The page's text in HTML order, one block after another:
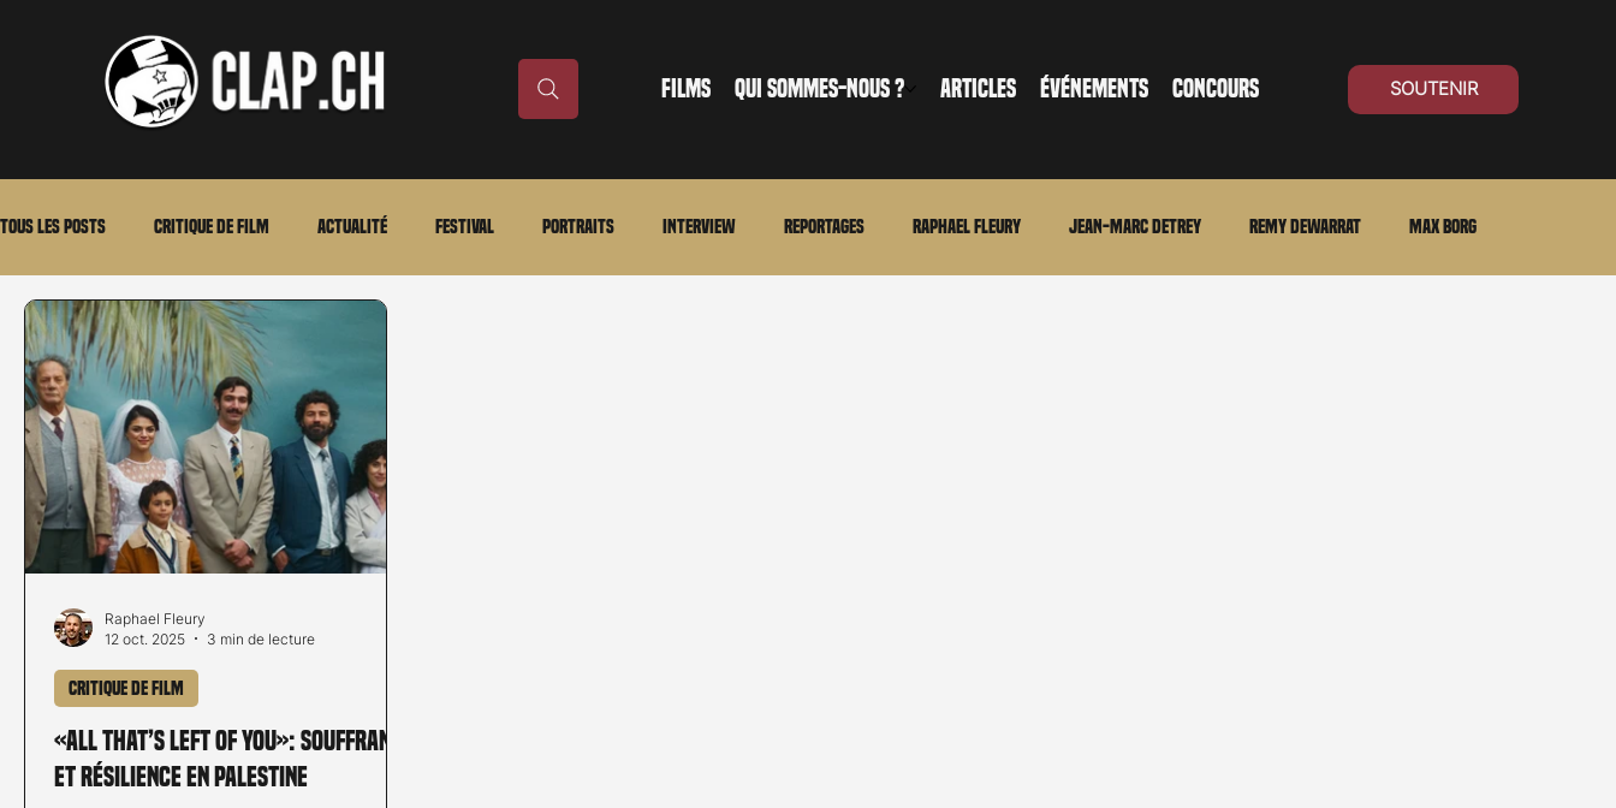
FILMS QUI SOMMES-NOUS ? ARTICLES ÉVÉNEMENTS CONCOURS SOUTENIR
Tous les posts Critique de film Actualité Festival Portraits Interview Reportages Raphael Fleury Jean-Marc Detrey Remy Dewarrat Max Borg
Laurent Scherlen Memento
Stéfanie Rossier Streaming
«All that’s left of you»: souffrance
et résilience en Palestine
Critique de film
Raphael Fleury
12 oct. 2025
3 min de lecture